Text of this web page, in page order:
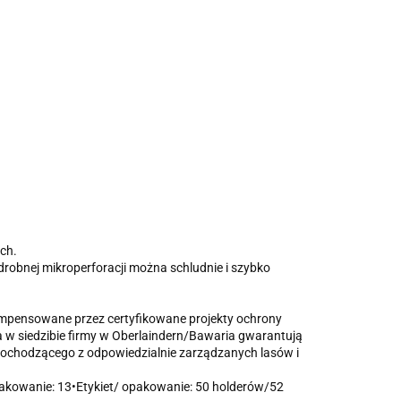
mikroperforacji można schludnie i szybko
przez certyfikowane projekty ochrony
w siedzibie firmy w Oberlaindern/Bawaria gwarantują
z odpowiedzialnie zarządzanych lasów i
13•Etykiet/ opakowanie: 50 holderów/52